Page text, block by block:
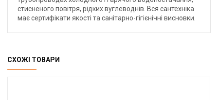
стисненого повітря, рідких вуглеводнів. Вся сантехніка
має сертифікати якості та санітарно-гігієнічні висновки.
СХОЖІ ТОВАРИ